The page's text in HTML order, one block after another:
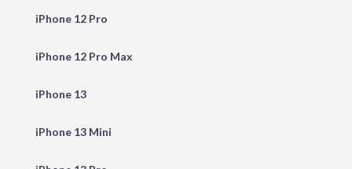
iPhone 12 Pro
iPhone 12 Pro Max
iPhone 13
iPhone 13 Mini